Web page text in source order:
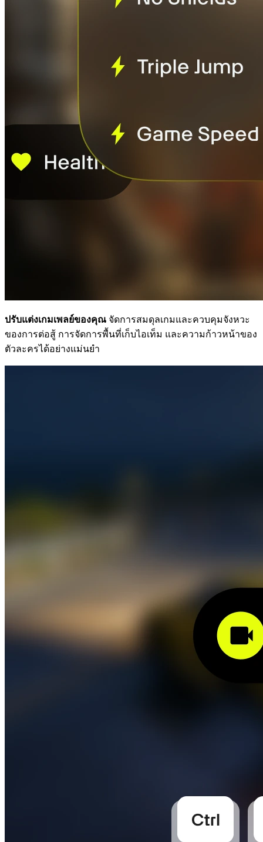
ปรับแต่งเกมเพลย์ของคุณ จัดการสมดุลเกมและควบคุมจังหวะ
ของการต่อสู้ การจัดการพื้นที่เก็บไอเท็ม และความก้าวหน้าของ
ตัวละครได้อย่างแม่นยำ